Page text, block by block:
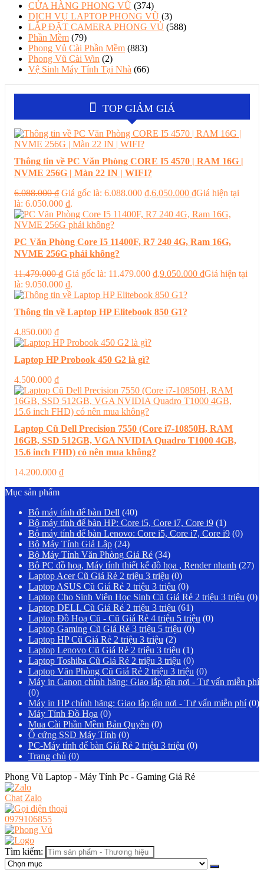
CỬA HÀNG PHONG VŨ (374)
DỊCH VỤ LAPTOP PHONG VŨ (3)
LẮP ĐẶT CAMERA PHONG VỦ (588)
Phần Mềm (79)
Phong Vủ Cài Phần Mềm (883)
Phong Vũ Cài Win (2)
Vệ Sinh Máy Tính Tại Nhà (66)
TOP GIẢM GIÁ
Thông tin về PC Văn Phòng CORE I5 4570 | RAM 16G |
NVME 256G | Màn 22 IN | WIFI?
6.088.000₫ Giá gốc là: 6.088.000 ₫.6.050.000 ₫Giá hiện tại
là: 6.050.000 ₫.
PC Văn Phòng Core I5 11400F, R7 240 4G, Ram 16G,
NVME 256G phải không?
11.479.000₫ Giá gốc là: 11.479.000 ₫.9.050.000 ₫Giá hiện tại
là: 9.050.000 ₫.
Thông tin về Laptop HP Elitebook 850 G1?
4.850.000 ₫
Laptop HP Probook 450 G2 là gì?
4.500.000 ₫
Laptop Cũ Dell Precision 7550 (Core i7-10850H, RAM
16GB, SSD 512GB, VGA NVIDIA Quadro T1000 4GB,
15.6 inch FHD) có nên mua không?
14.200.000 ₫
Mục sản phẩm
Bộ máy tính để bàn Dell (40)
Bộ máy tính để bàn HP: Core i5, Core i7, Core i9 (1)
Bộ máy tính để bàn Lenovo: Core i5, Core i7, Core i9 (0)
Bộ Máy Tính Giả Lập (24)
Bộ Máy Tính Văn Phòng Giá Rẻ (34)
Bộ PC đồ họa, Máy tính thiết kế đồ họa , Render nhanh (27)
Laptop Acer Cũ Giá Rẻ 2 triệu 3 triệu (0)
Laptop ASUS Cũ Giá Rẻ 2 triệu 3 triệu (0)
Laptop Cho Sinh Viên Học Sinh Cũ Giá Rẻ 2 triệu 3 triệu (0)
Laptop DELL Cũ Giá Rẻ 2 triệu 3 triệu (61)
Laptop Đồ Hoạ Cũ - Cũ Giá Rẻ 4 triệu 5 triệu (0)
Laptop Gaming Cũ Giá Rẻ 3 triệu 5 triệu (0)
Laptop HP Cũ Giá Rẻ 2 triệu 3 triệu (2)
Laptop Lenovo Cũ Giá Rẻ 2 triệu 3 triệu (1)
Laptop Toshiba Cũ Giá Rẻ 2 triệu 3 triệu (0)
Laptop Văn Phòng Cũ Giá Rẻ 2 triệu 3 triệu (0)
Máy in Canon chính hãng: Giao lắp tận nơi - Tư vấn miễn phí
(0)
Máy in HP chính hãng: Giao lắp tận nơi - Tư vấn miễn phí (0)
Máy Tính Đồ Họa (0)
Mua Cài Phần Mềm Bản Quyền (0)
Ổ cứng SSD Máy Tính (0)
PC-Máy tính để bàn Giá Rẻ 2 triệu 3 triệu (0)
Trang chủ (0)
Phong Vũ Laptop - Máy Tính Pc - Gaming Giá Rẻ
Chat Zalo
0979106855
Tìm kiếm: